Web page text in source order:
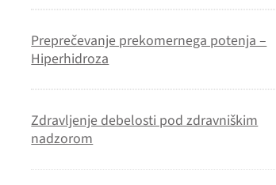
Preprečevanje prekomernega potenja –
Hiperhidroza
Zdravljenje debelosti pod zdravniškim
nadzorom